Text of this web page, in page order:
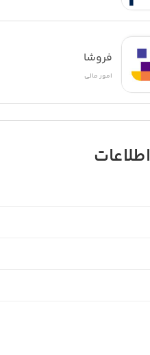
فروشا
امور ‌مالی
اطلاعات